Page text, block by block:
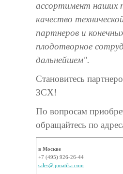
ассортимент наших
качество
партнеров и
плодотворное
дальнейшем".
Становитесь
3CX!
По вопросам
обращайтесь по
в Москве
+7 (495) 926-26-44
sales@ipmatika.com